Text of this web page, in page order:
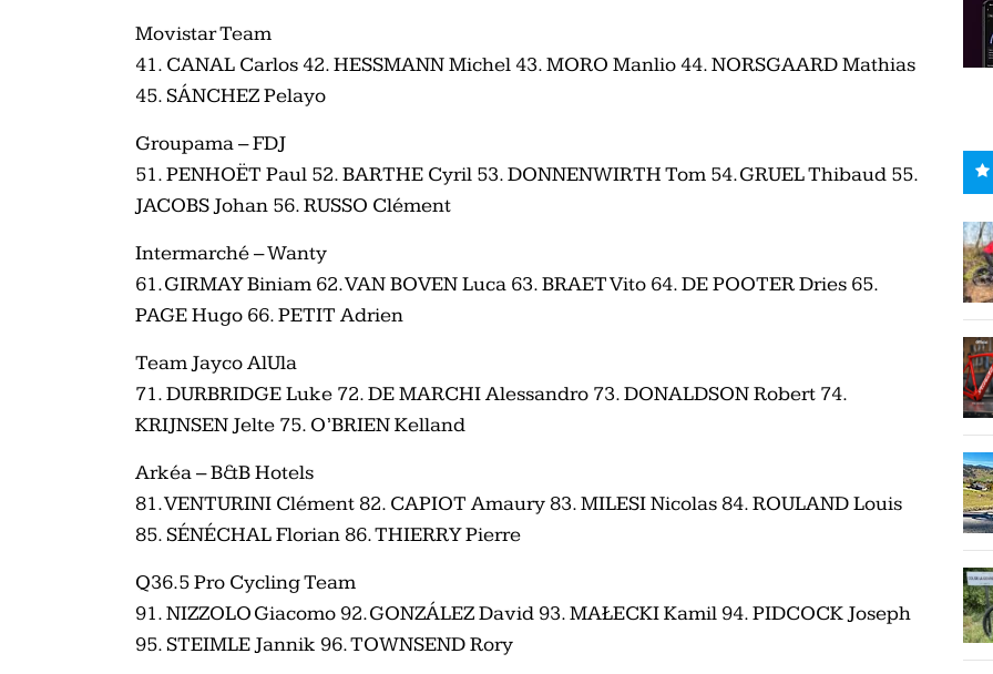
Movistar Team
41. CANAL Carlos 42. HESSMANN Michel 43. MORO Manlio 44. NORSGAARD Mathias
45. SÁNCHEZ Pelayo
Groupama – FDJ
51. PENHOËT Paul 52. BARTHE Cyril 53. DONNENWIRTH Tom 54. GRUEL Thibaud 55.
JACOBS Johan 56. RUSSO Clément
Intermarché – Wanty
61. GIRMAY Biniam 62. VAN BOVEN Luca 63. BRAET Vito 64. DE POOTER Dries 65.
PAGE Hugo 66. PETIT Adrien
Team Jayco AlUla
71. DURBRIDGE Luke 72. DE MARCHI Alessandro 73. DONALDSON Robert 74.
KRIJNSEN Jelte 75. O’BRIEN Kelland
Arkéa – B&B Hotels
81. VENTURINI Clément 82. CAPIOT Amaury 83. MILESI Nicolas 84. ROULAND Louis
85. SÉNÉCHAL Florian 86. THIERRY Pierre
Q36.5 Pro Cycling Team
91. NIZZOLO Giacomo 92. GONZÁLEZ David 93. MAŁECKI Kamil 94. PIDCOCK Joseph
95. STEIMLE Jannik 96. TOWNSEND Rory